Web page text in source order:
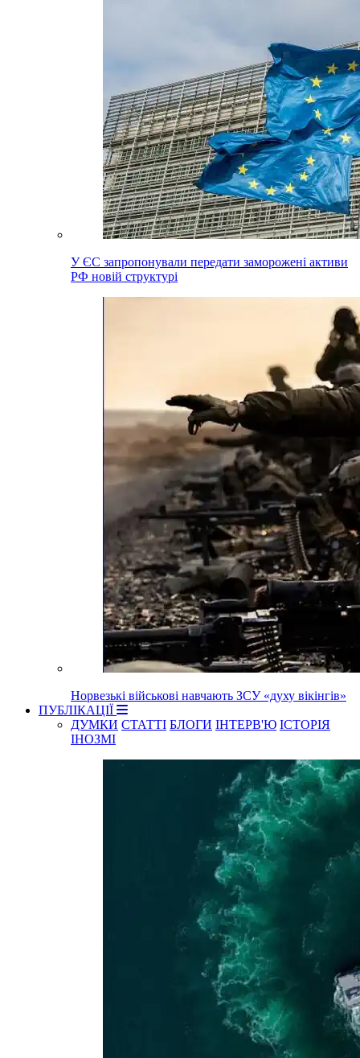
У ЄС запропонували передати заморожені активи
РФ новій структурі
Норвезькі військові навчають ЗСУ «духу вікінгів»
ПУБЛІКАЦІЇ
ДУМКИ СТАТТІ БЛОГИ ІНТЕРВ'Ю ІСТОРІЯ
ІНОЗМІ